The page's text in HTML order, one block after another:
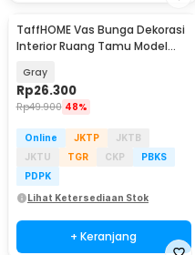
TaffHOME Vas Bunga Dekorasi
Interior Ruang Tamu Model
Gray
Rp26.300
Rp49.900 48%
Online JKTP
JKTB
JKTU
TGR CKP
PBKS
PDPK
Lihat Ketersediaan Stok
+ Keranjang